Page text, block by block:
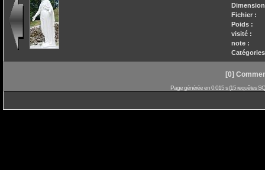
Fichier :
Poids :
visité :
note :
[0]
Page générée en 0.015 s (15 requêtes